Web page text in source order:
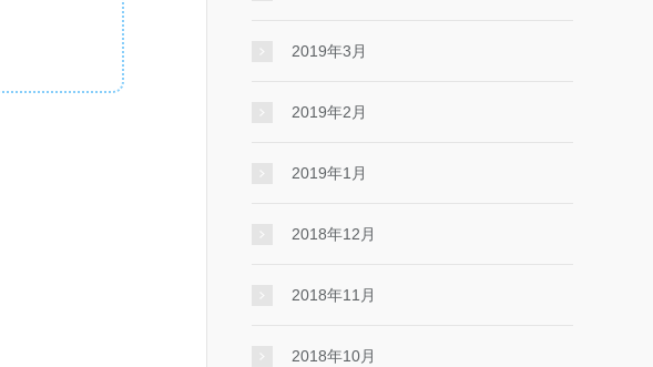
2019年3月
2019年2月
2019年1月
2018年12月
2018年11月
2018年10月